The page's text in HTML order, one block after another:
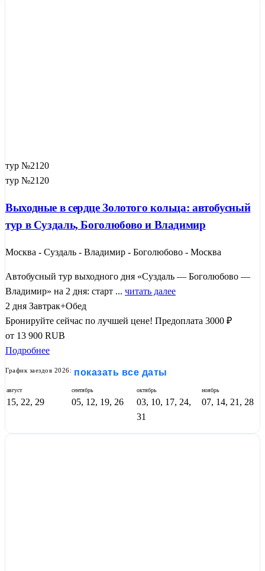
тур №2120
тур №2120
Выходные в сердце Золотого кольца: автобусный
тур в Суздаль, Боголюбово и Владимир
Москва - Суздаль - Владимир - Боголюбово - Москва
Автобусный тур выходного дня «Суздаль — Боголюбово —
Владимир» на 2 дня: старт ... читать далее
2 дня Завтрак+Обед
Бронируйте сейчас по лучшей цене! Предоплата 3000 ₽
от 13 900 RUB
Подробнее
График заездов 2026: показать все даты
август
15, 22, 29
сентябрь
05, 12, 19, 26
октябрь
03, 10, 17, 24,
31
ноябрь
07, 14, 21, 28